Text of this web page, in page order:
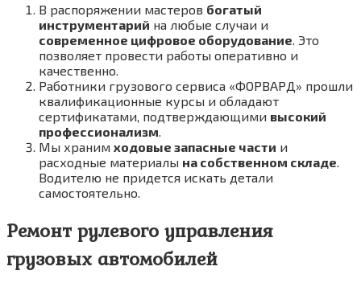
В распоряжении мастеров богатый
инструментарий на любые случаи и
современное цифровое оборудование. Это
позволяет провести работы оперативно и
качественно.
Работники грузового сервиса «ФОРВАРД» прошли
квалификационные курсы и обладают
сертификатами, подтверждающими высокий
профессионализм.
Мы храним ходовые запасные части и
расходные материалы на собственном складе.
Водителю не придется искать детали
самостоятельно.
Ремонт рулевого управления
грузовых автомобилей